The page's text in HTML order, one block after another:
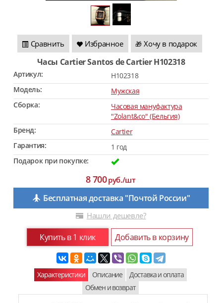
Сравнить Избранное 🎁 Хочу в подарок
Часы Cartier Santos de Cartier H102318
Артикул:
H102318
Модель:
Мужская
Сборка:
Часовая мануфактура
"Zolant&co" (Бельгия)
Бренд:
Cartier
Гарантия:
1 год
Подарок при покупке:
8 700руб./шт
Бесплатная доставка "Почтой России"
Нашли дешевле?
Купить в 1 клик Добавить в корзину
Характеристики Описание
Доставка и оплата
Обмен и возврат